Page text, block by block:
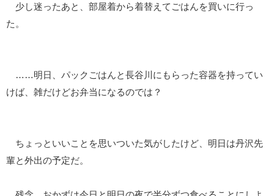
少し迷ったあと、部屋着から着替えてごはんを買いに行っ
た。
……明日、パックごはんと長谷川にもらった容器を持ってい
けば、雑だけどお弁当になるのでは？
ちょっといいことを思いついた気がしたけど、明日は丹沢先
輩と外出の予定だ。